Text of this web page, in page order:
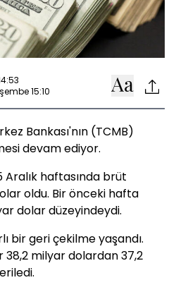
15:10
Bankası'nın (TCMB)
devam ediyor.
Aralık haftasında brüt
oldu. Bir önceki hafta
dolar düzeyindeydi.
bir geri çekilme yaşandı.
milyar dolardan 37,2